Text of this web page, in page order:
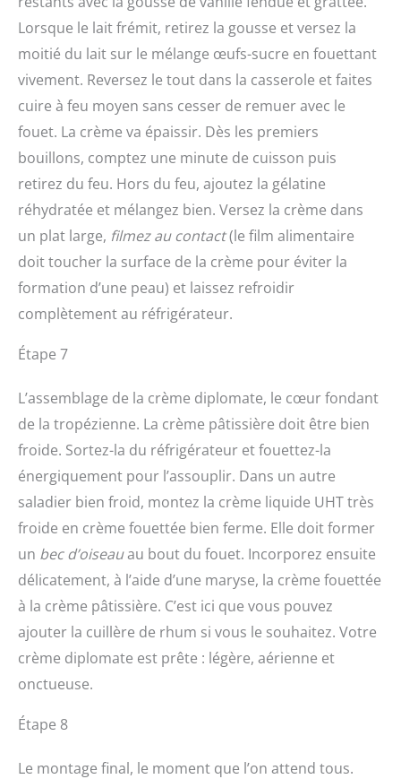
Lorsque le lait frémit, retirez la gousse et versez la
moitié du lait sur le mélange œufs-sucre en fouettant
vivement. Reversez le tout dans la casserole et faites
cuire à feu moyen sans cesser de remuer avec le
fouet. La crème va épaissir. Dès les premiers
bouillons, comptez une minute de cuisson puis
retirez du feu. Hors du feu, ajoutez la gélatine
réhydratée et mélangez bien. Versez la crème dans
un plat large, filmez au contact(le film alimentaire
doit toucher la surface de la crème pour éviter la
formation d’une peau) et laissez refroidir
complètement au réfrigérateur.
Étape 7
L’assemblage de la crème diplomate, le cœur fondant
de la tropézienne. La crème pâtissière doit être bien
froide. Sortez-la du réfrigérateur et fouettez-la
énergiquement pour l’assouplir. Dans un autre
saladier bien froid, montez la crème liquide UHT très
froide en crème fouettée bien ferme. Elle doit former
un bec d’oiseauau bout du fouet. Incorporez ensuite
délicatement, à l’aide d’une maryse, la crème fouettée
à la crème pâtissière. C’est ici que vous pouvez
ajouter la cuillère de rhum si vous le souhaitez. Votre
crème diplomate est prête : légère, aérienne et
onctueuse.
Étape 8
Le montage final, le moment que l’on attend tous.